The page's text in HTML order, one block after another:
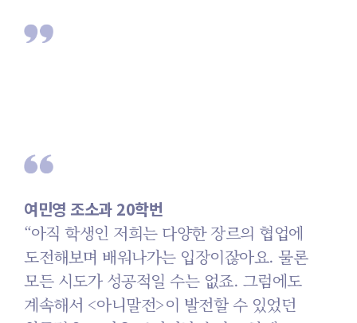
여민영 조소과 20학번
“아직 학생인 저희는 다양한 장르의 협업에
도전해보며 배워나가는 입장이잖아요. 물론
모든 시도가 성공적일 수는 없죠. 그럼에도
계속해서 <아니말전>이 발전할 수 있었던